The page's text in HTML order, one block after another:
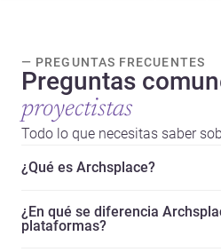
— PREGUNTAS FRECUENTES
Preguntas
proyectistas
Todo lo que necesitas saber
¿Qué es Archsplace?
¿En qué se diferencia
plataformas?